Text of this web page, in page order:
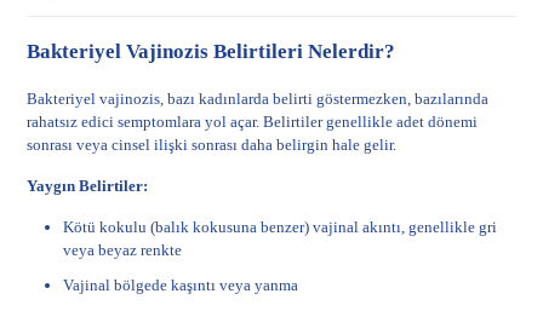
Bakteriyel Vajinozis Belirtileri Nelerdir?
Bakteriyel vajinozis, bazı kadınlarda belirti göstermezken, bazılarında
rahatsız edici semptomlara yol açar. Belirtiler genellikle adet dönemi
sonrası veya cinsel ilişki sonrası daha belirgin hale gelir.
Yaygın Belirtiler:
Kötü kokulu (balık kokusuna benzer) vajinal akıntı, genellikle gri
veya beyaz renkte
Vajinal bölgede kaşıntı veya yanma